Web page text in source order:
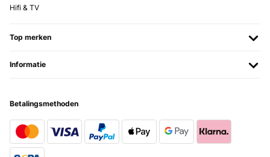
Hifi & TV
Top merken
Informatie
Betalingsmethoden